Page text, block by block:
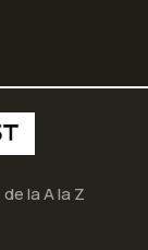
la A la Z